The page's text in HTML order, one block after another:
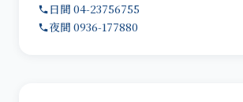
日間 04-23756755
夜間 0936-177880